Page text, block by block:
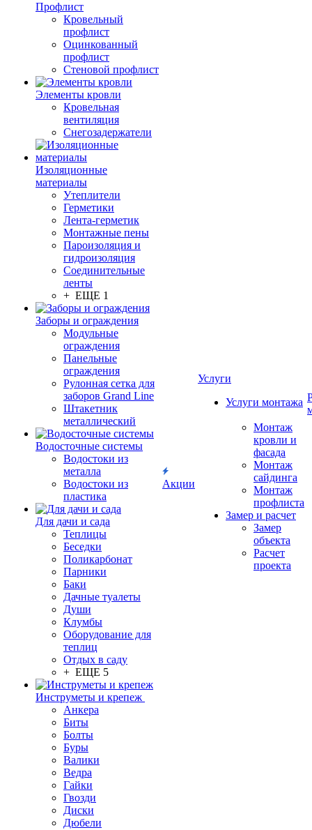
Профлист
Кровельный
профлист
Оцинкованный
профлист
Стеновой профлист
Элементы кровли
Кровельная
вентиляция
Снегозадержатели
Изоляционные
материалы
Утеплители
Герметики
Лента-герметик
Монтажные пены
Пароизоляция и
гидроизоляция
Соединительные
ленты
+ ЕЩЕ 1
Заборы и ограждения
Модульные
ограждения
Панельные
ограждения
Рулонная сетка для
заборов Grand Line
Штакетник
металлический
Водосточные системы
Водостоки из
металла
Водостоки из
пластика
Для дачи и сада
Теплицы
Беседки
Поликарбонат
Парники
Баки
Дачные туалеты
Души
Клумбы
Оборудование для
теплиц
Отдых в саду
+ ЕЩЕ 5
Инструметы и крепеж
Анкера
Биты
Болты
Буры
Валики
Ведра
Гайки
Гвозди
Диски
Дюбели
Акции
Услуги
Услуги монтажа
Монтаж
кровли и
фасада
Монтаж
сайдинга
Монтаж
профлиста
Замер и расчет
Замер
объекта
Расчет
проекта